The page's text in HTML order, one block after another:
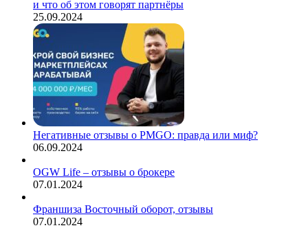
и что об этом говорят партнёры
25.09.2024
Негативные отзывы о PMGO: правда или миф?
06.09.2024
OGW Life – отзывы о брокере
07.01.2024
Франшиза Восточный оборот, отзывы
07.01.2024